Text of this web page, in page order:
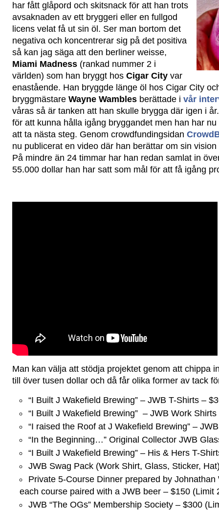
har fått glåpord och skitsnack för att han trots
avsaknaden av ett bryggeri eller en fullgod
licens velat få ut sin öl. Ser man bortom det
negativa och koncentrerar sig på det positiva
så kan jag säga att den berliner weisse,
Miami Madness (rankad nummer 2 i
världen) som han bryggt hos Cigar City var
enastående. Han bryggde länge öl hos Cigar City
bryggmästare Wayne Wambles berättade i vår
våras så är tanken att han skulle brygga där igen i
för att kunna hålla igång bryggandet men han har
att ta nästa steg. Genom crowdfundingsidan
nu publicerat en video där han berättar om sin
På mindre än 24 timmar har han redan samlat in
55.000 dollar han har satt som mål för att få igång
Man kan välja att stödja projektet genom att chippa
till över tusen dollar och då får olika former av tack
“I Built J Wakefield Brewing” – JWB T-Shirts –
“I Built J Wakefield Brewing” – JWB Work Shirts
“I raised the Roof at J Wakefield Brewing” –
“In the Beginning…” Original Collector JWB
“I Built J Wakefield Brewing” – His & Hers T-
JWB Swag Pack (Work Shirt, Glass, Sticker,
Private 5-Course Dinner prepared by Johnathan
each course paired with a JWB beer – $150 (Limit
JWB “The OGs” Membership Society – $300